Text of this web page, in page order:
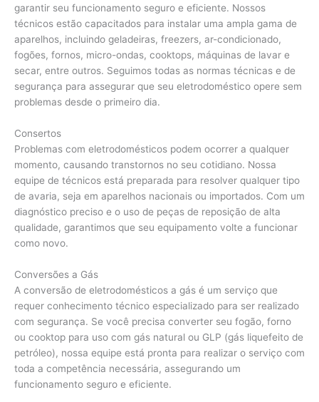
garantir seu funcionamento seguro e eficiente. Nossos
técnicos estão capacitados para instalar uma ampla gama de
aparelhos, incluindo geladeiras, freezers, ar-condicionado,
fogões, fornos, micro-ondas, cooktops, máquinas de lavar e
secar, entre outros. Seguimos todas as normas técnicas e de
segurança para assegurar que seu eletrodoméstico opere sem
problemas desde o primeiro dia.
Consertos
Problemas com eletrodomésticos podem ocorrer a qualquer
momento, causando transtornos no seu cotidiano. Nossa
equipe de técnicos está preparada para resolver qualquer tipo
de avaria, seja em aparelhos nacionais ou importados. Com um
diagnóstico preciso e o uso de peças de reposição de alta
qualidade, garantimos que seu equipamento volte a funcionar
como novo.
Conversões a Gás
A conversão de eletrodomésticos a gás é um serviço que
requer conhecimento técnico especializado para ser realizado
com segurança. Se você precisa converter seu fogão, forno
ou cooktop para uso com gás natural ou GLP (gás liquefeito de
petróleo), nossa equipe está pronta para realizar o serviço com
toda a competência necessária, assegurando um
funcionamento seguro e eficiente.